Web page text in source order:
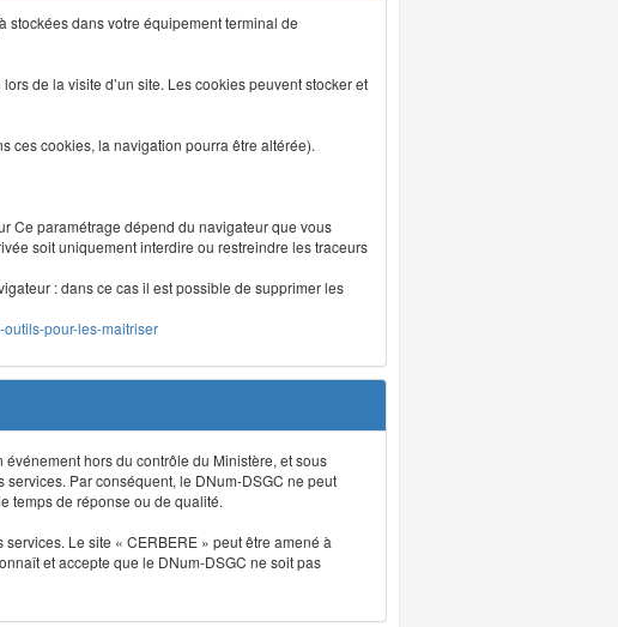
stockées dans votre équipement terminal de
de la visite d’un site. Les cookies peuvent stocker et
ces cookies, la navigation pourra être altérée).
Ce paramétrage dépend du navigateur que vous
soit uniquement interdire ou restreindre les traceurs
: dans ce cas il est possible de supprimer les
pour-les-maitriser
événement hors du contrôle du Ministère, et sous
Par conséquent, le DNum-DSGC ne peut
temps de réponse ou de qualité.
Le site « CERBERE » peut être amené à
et accepte que le DNum-DSGC ne soit pas